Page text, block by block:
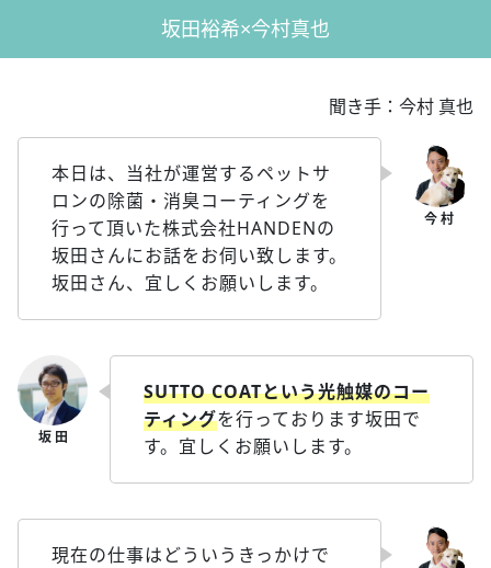
坂田裕希×今村真也
聞き手：今村 真也
本日は、当社が運営するペットサ
ロンの除菌・消臭コーティングを
行って頂いた株式会社HANDENの
坂田さんにお話をお伺い致します。
坂田さん、宜しくお願いします。
SUTTO COATという光触媒のコー
ティングを行っております坂田で
す。宜しくお願いします。
現在の仕事はどういうきっかけで